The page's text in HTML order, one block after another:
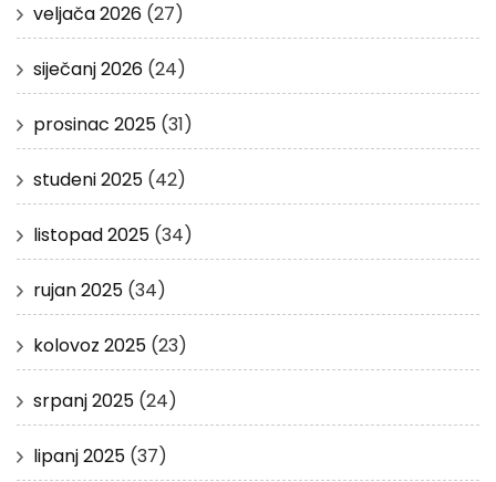
veljača 2026 (27)
siječanj 2026 (24)
prosinac 2025 (31)
studeni 2025 (42)
listopad 2025 (34)
rujan 2025 (34)
kolovoz 2025 (23)
srpanj 2025 (24)
lipanj 2025 (37)